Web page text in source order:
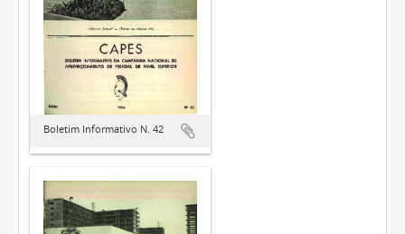
Boletim Informativo N. 42